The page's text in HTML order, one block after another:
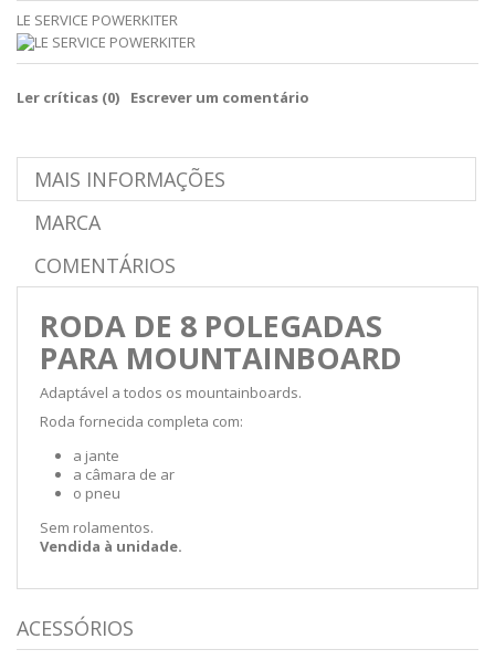
LE SERVICE POWERKITER
Ler críticas (0) Escrever um comentário
MAIS INFORMAÇÕES
MARCA
COMENTÁRIOS
RODA DE 8 POLEGADAS
PARA MOUNTAINBOARD
Adaptável a todos os mountainboards.
Roda fornecida completa com:
a jante
a câmara de ar
o pneu
Sem rolamentos.
Vendida à unidade.
ACESSÓRIOS